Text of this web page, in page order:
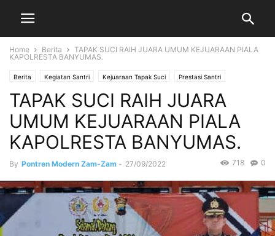
Home Berita
TAPAK SUCI RAIH JUARA UMUM KEJUARAAN PIALA
KAPOLRESTA BANYUMAS.
Berita Kegiatan Santri Kejuaraan Tapak Suci Prestasi Santri
TAPAK SUCI RAIH JUARA
UMUM KEJUARAAN PIALA
KAPOLRESTA BANYUMAS.
By Pontren Modern Zam-Zam - 27/09/2022 0
718